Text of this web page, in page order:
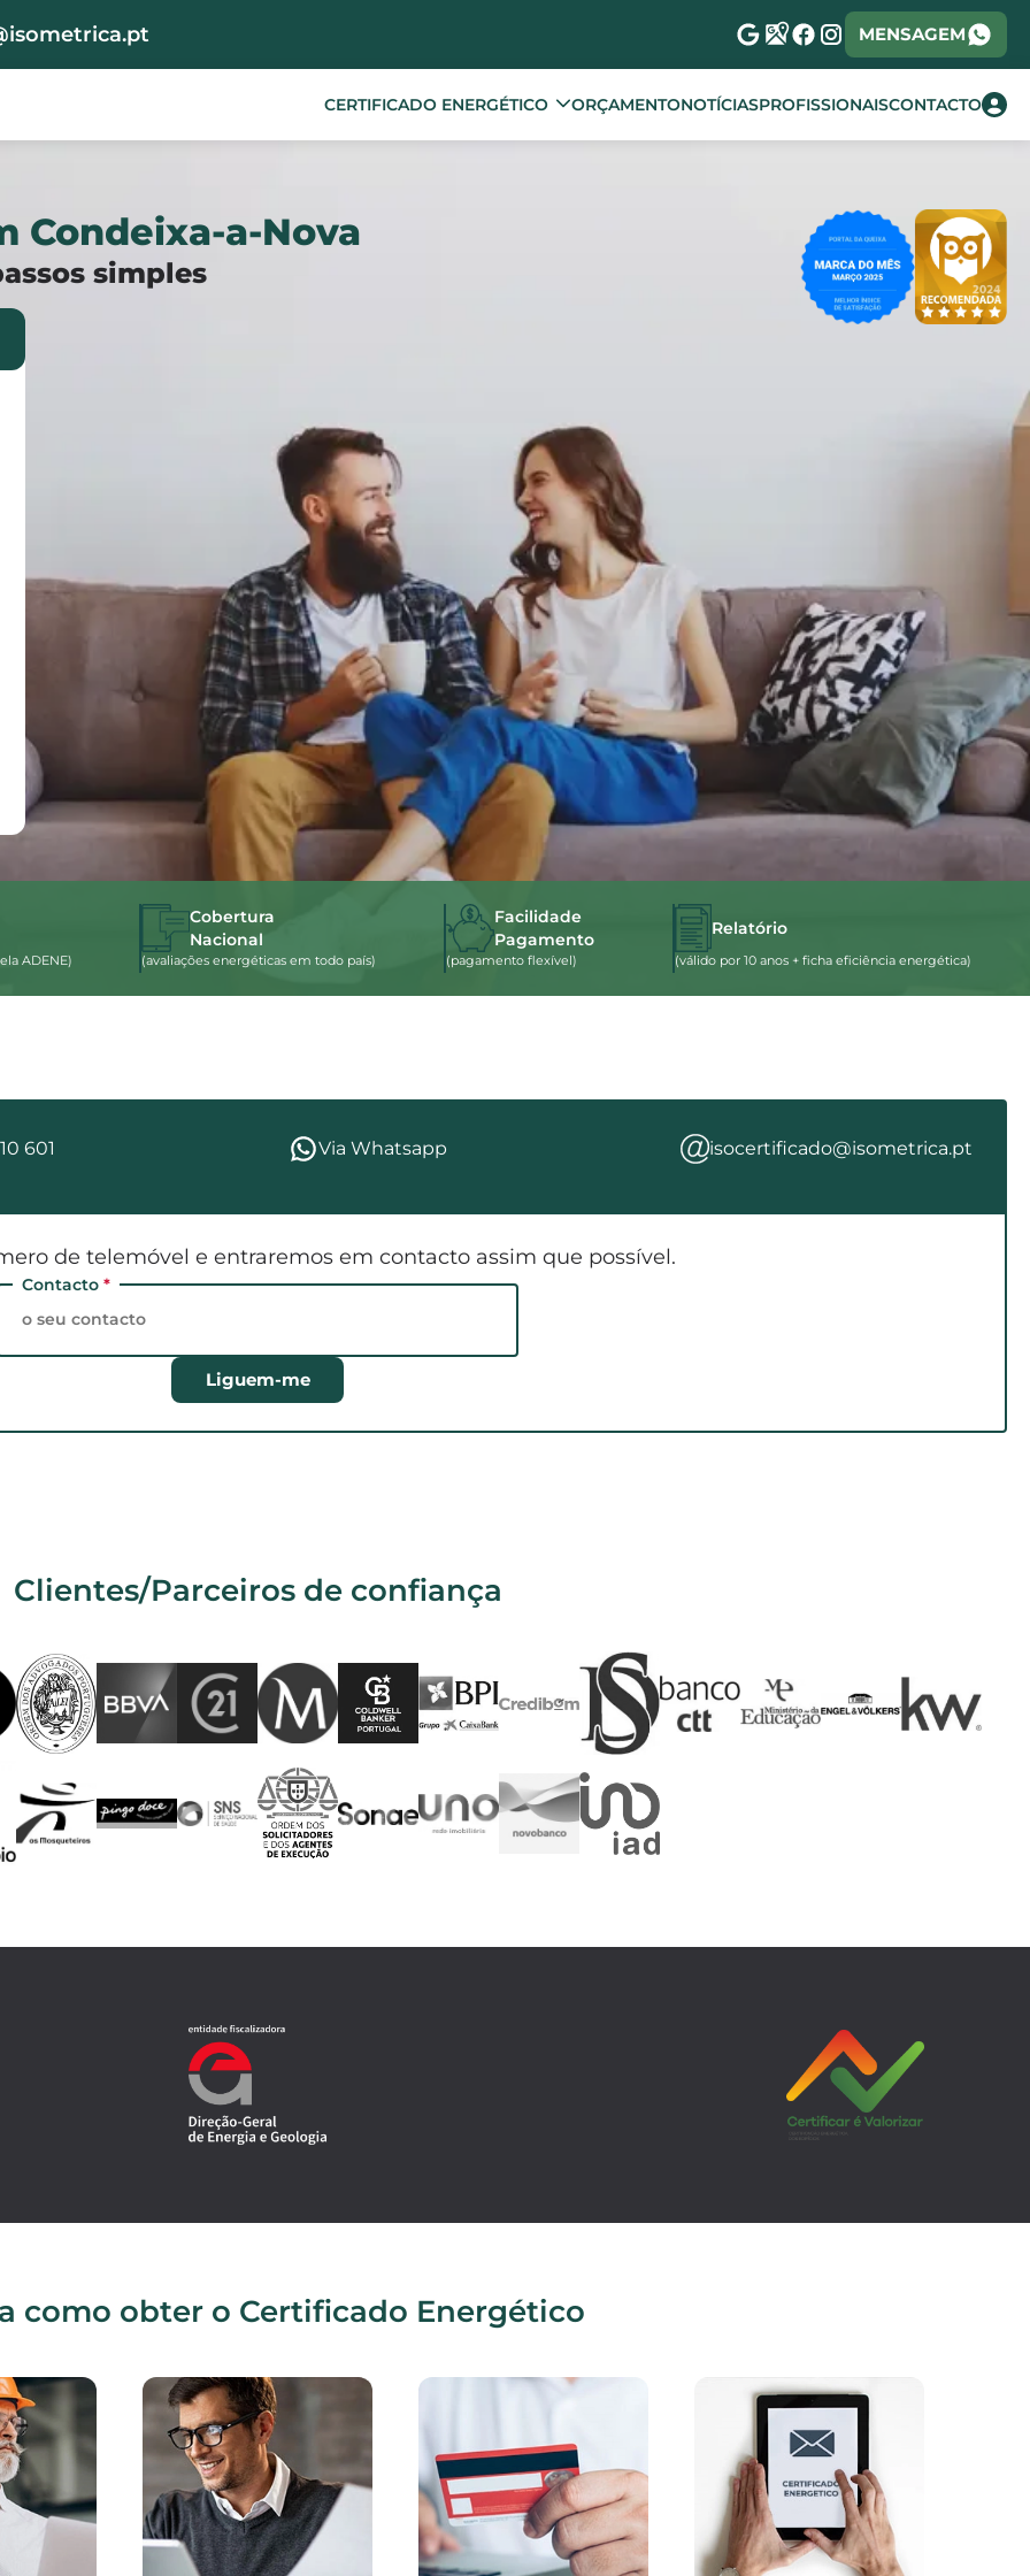
MENSAGEM
CERTIFICADO ENERGÉTICO ORÇAMENTONOTÍCIASPROFISSIONAISCONTACTO
Condeixa-a-Nova
simples
ADENE)
Cobertura
Nacional
(avaliações energéticas em todo país)
Facilidade
Pagamento
(pagamento flexível)
Relatório
(válido por 10 anos + ficha eficiência energética)
601 Via Whatsapp isocertificado@isometrica.pt
de telemóvel e entraremos em contacto assim que possível.
Contacto *
Liguem-me
Clientes/Parceiros de confiança
como obter o Certificado Energético